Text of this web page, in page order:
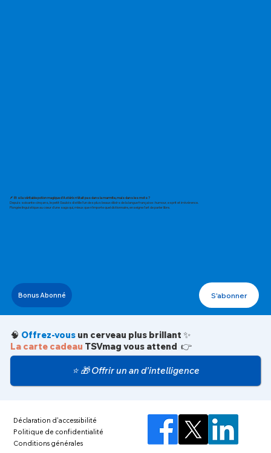
🪶 Et si la véritable potion magique d’Astérix n’était pas dans la marmite, mais dans les mots ?
Depuis soixante-cinq ans, le petit Gaulois distille l’un des plus beaux élixirs de la langue française : humour, esprit et irrévérence.
Plongée linguistique au cœur d’une saga qui, mieux que n’importe quel dictionnaire, enseigne l’art de parler libre.
Bonus Abonné S'abonner
🧠 Offrez-vous un cerveau plus brillant ✨
La carte cadeau TSVmag vous attend 👉
⭐ 🎁 Offrir un an d’intelligence
Déclaration d'accessibilité
Politique de confidentialité
Conditions générales